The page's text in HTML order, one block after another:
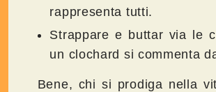
rappresenta tutti.
Strappare e buttar via le
un clochard si commenta
Bene, chi si prodiga nella